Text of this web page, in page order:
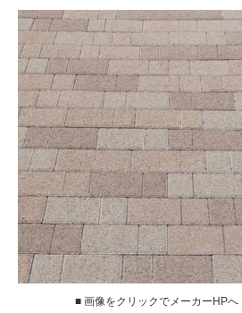
■ 画像をクリックでメーカーHPへ